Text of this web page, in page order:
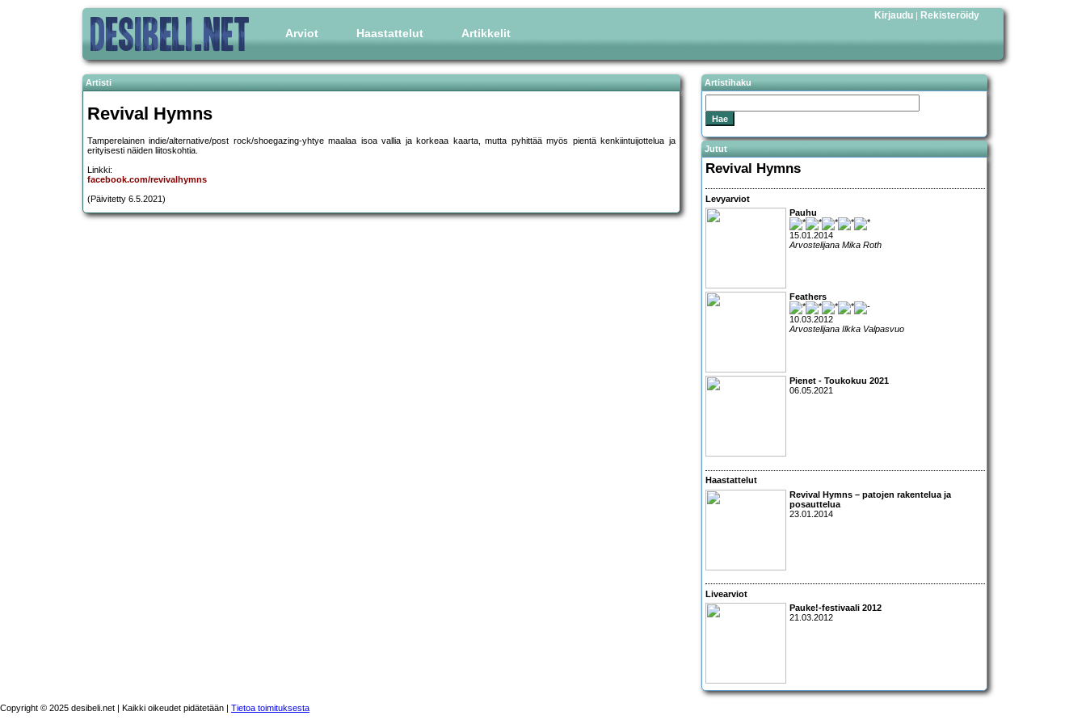
Arviot Haastattelut Artikkelit
Kirjaudu | Rekisteröidy
Artisti
Revival Hymns
Tamperelainen indie/alternative/post rock/shoegazing-yhtye maalaa isoa vallia ja korkeaa kaarta, mutta pyhittää myös pientä kenkiintuijottelua ja
erityisesti näiden liitoskohtia.
Linkki:
facebook.com/revivalhymns
(Päivitetty 6.5.2021)
Artistihaku
Jutut
Revival Hymns
Levyarviot
Pauhu
15.01.2014
Arvostelijana Mika Roth
Feathers
10.03.2012
Arvostelijana Ilkka Valpasvuo
Pienet - Toukokuu 2021
06.05.2021
Haastattelut
Revival Hymns – patojen rakentelua ja
posauttelua
23.01.2014
Livearviot
Pauke!-festivaali 2012
21.03.2012
Copyright © 2025 desibeli.net | Kaikki oikeudet pidätetään | Tietoa toimituksesta